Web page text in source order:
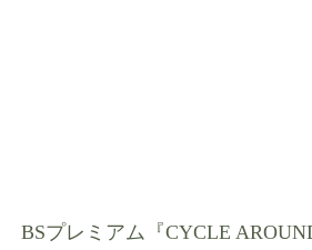
BSプレミアム『CYCLE